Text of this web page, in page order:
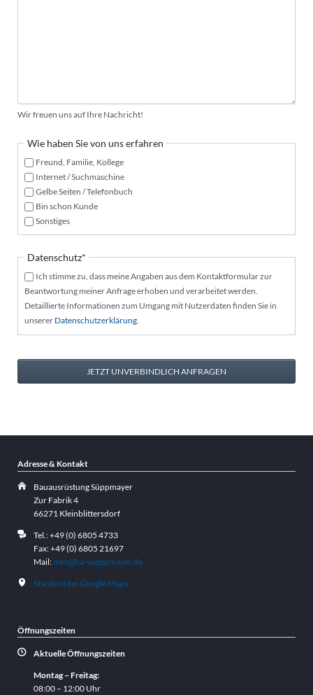
Wir freuen uns auf Ihre Nachricht!
Wie haben Sie von uns erfahren
Freund, Familie, Kollege
Internet / Suchmaschine
Gelbe Seiten / Telefonbuch
Bin schon Kunde
Sonstiges
Pflichtfeld
Datenschutz*
Ich stimme zu, dass meine Angaben aus dem Kontaktformular zur
Beantwortung meiner Anfrage erhoben und verarbeitet werden.
Detaillierte Informationen zum Umgang mit Nutzerdaten finden Sie in
unserer Datenschutzerklärung.
JETZT UNVERBINDLICH ANFRAGEN
Adresse & Kontakt
Bauausrüstung Süppmayer
Zur Fabrik 4
66271 Kleinblittersdorf
Tel.: +49 (0) 6805 4733
Fax: +49 (0) 6805 21697
Mail: info@ba-sueppmayer.de
Standort bei Google Maps
Öffnungszeiten
Aktuelle Öffnungszeiten
Montag – Freitag:
08:00 – 12:00 Uhr